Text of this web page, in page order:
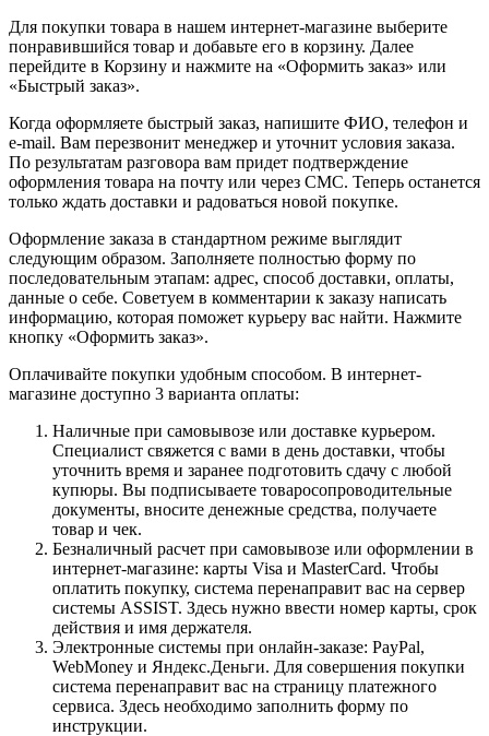
Для покупки товара в нашем интернет-магазине выберите
понравившийся товар и добавьте его в корзину. Далее
перейдите в Корзину и нажмите на «Оформить заказ» или
«Быстрый заказ».
Когда оформляете быстрый заказ, напишите ФИО, телефон и
e-mail. Вам перезвонит менеджер и уточнит условия заказа.
По результатам разговора вам придет подтверждение
оформления товара на почту или через СМС. Теперь останется
только ждать доставки и радоваться новой покупке.
Оформление заказа в стандартном режиме выглядит
следующим образом. Заполняете полностью форму по
последовательным этапам: адрес, способ доставки, оплаты,
данные о себе. Советуем в комментарии к заказу написать
информацию, которая поможет курьеру вас найти. Нажмите
кнопку «Оформить заказ».
Оплачивайте покупки удобным способом. В интернет-
магазине доступно 3 варианта оплаты:
Наличные при самовывозе или доставке курьером.
Специалист свяжется с вами в день доставки, чтобы
уточнить время и заранее подготовить сдачу с любой
купюры. Вы подписываете товаросопроводительные
документы, вносите денежные средства, получаете
товар и чек.
Безналичный расчет при самовывозе или оформлении в
интернет-магазине: карты Visa и MasterCard. Чтобы
оплатить покупку, система перенаправит вас на сервер
системы ASSIST. Здесь нужно ввести номер карты, срок
действия и имя держателя.
Электронные системы при онлайн-заказе: PayPal,
WebMoney и Яндекс.Деньги. Для совершения покупки
система перенаправит вас на страницу платежного
сервиса. Здесь необходимо заполнить форму по
инструкции.